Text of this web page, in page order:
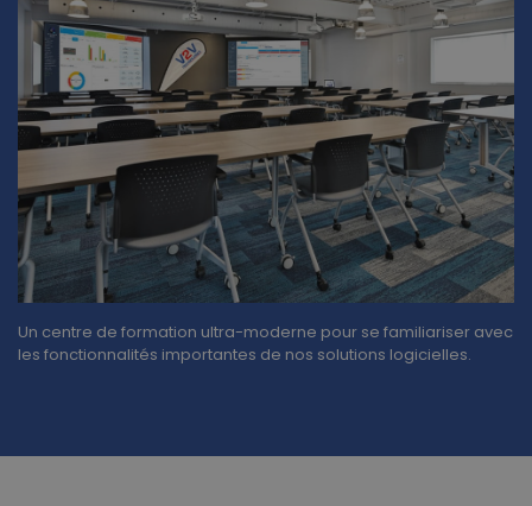
Un centre de formation ultra-moderne pour se familiariser avec
les fonctionnalités importantes de nos solutions logicielles.